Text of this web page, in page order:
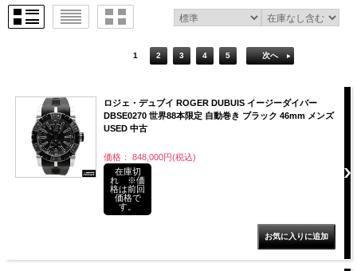
1 2 3 4 5 次へ
ロジェ・デュブイ ROGER DUBUIS イージーダイバー
DBSE0270 世界88本限定 自動巻き ブラック 46mm メンズ
USED 中古
価格： 848,000円(税込)
在庫切
れ ※価
格は前回
価格で
す。